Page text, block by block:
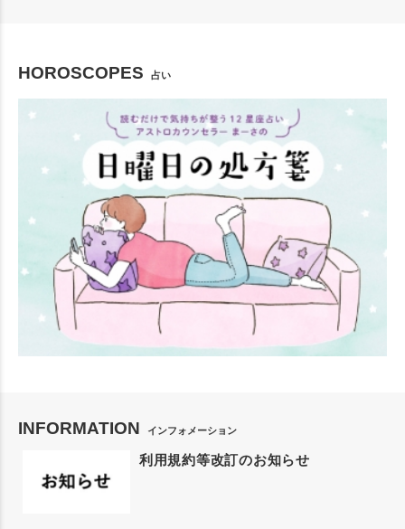
HOROSCOPES 占い
INFORMATION インフォメーション
利用規約等改訂のお知らせ